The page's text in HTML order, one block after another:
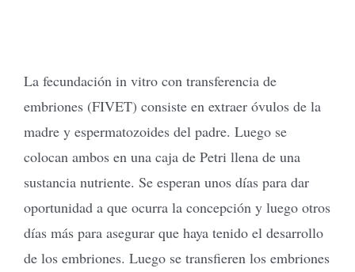
Cómo Donar
La fecundación in vitro con transferencia de
embriones (FIVET) consiste en extraer óvulos de la
madre y espermatozoides del padre. Luego se
colocan ambos en una caja de Petri llena de una
sustancia nutriente. Se esperan unos días para dar
oportunidad a que ocurra la concepción y luego otros
días más para asegurar que haya tenido el desarrollo
de los embriones. Luego se transfieren los embriones